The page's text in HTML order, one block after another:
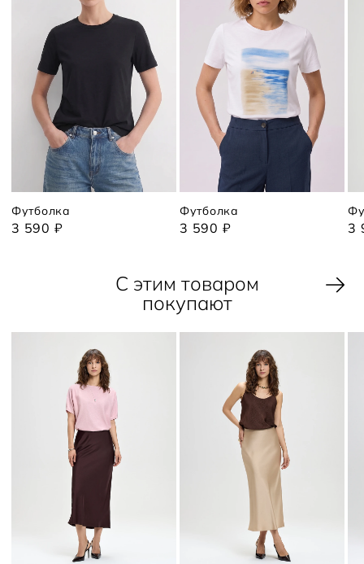
Футболка
3 590 ₽
Футболка
3 590 ₽ 3
С этим товаром
покупают